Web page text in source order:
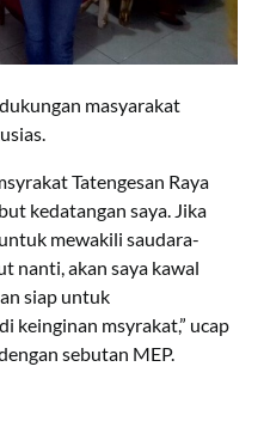
masyarakat
Tatengesan Raya
kedatangan saya. Jika
mewakili saudara-
nanti, akan saya kawal
siap untuk
keinginan msyrakat,” ucap
sebutan MEP.